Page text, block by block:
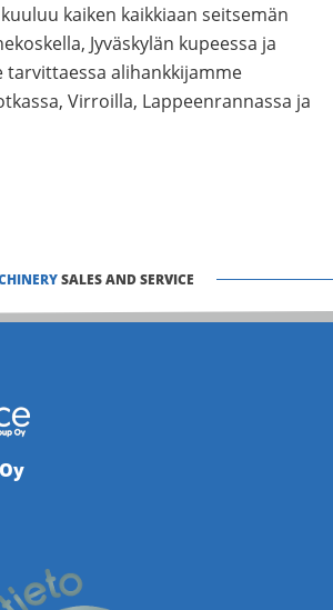
kaiken kaikkiaan seitsemän
Jyväskylän kupeessa ja
tarvittaessa alihankkijamme
Virroilla, Lappeenrannassa ja
SALES AND SERVICE